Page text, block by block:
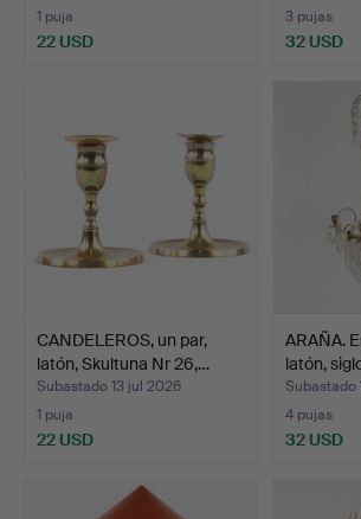
1 puja
22 USD
3 pujas
32 USD
CANDELEROS, un par,
latón, Skultuna Nr 26,…
Subastado 13 jul 2026
1 puja
22 USD
ARAÑA.
latón,
Subastado
4 pujas
32 USD